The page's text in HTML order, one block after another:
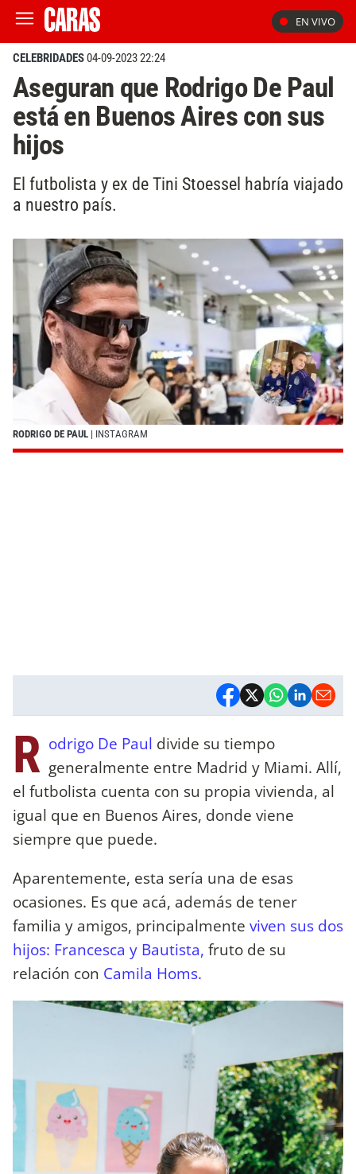
EN VIVO
CELEBRIDADES04-09-2023 22:24
Aseguran que Rodrigo De Paul
está en Buenos Aires con sus
hijos
El futbolista y ex de Tini Stoessel habría viajado
a nuestro país.
RODRIGO DE PAUL | INSTAGRAM
R odrigo De Paul divide su tiempo
generalmente entre Madrid y Miami. Allí,
el futbolista cuenta con su propia vivienda, al
igual que en Buenos Aires, donde viene
siempre que puede.
Aparentemente, esta sería una de esas
ocasiones. Es que acá, además de tener
familia y amigos, principalmente viven sus dos
hijos: Francesca y Bautista, fruto de su
relación con Camila Homs.